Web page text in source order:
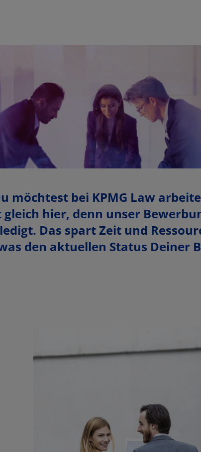
möchtest bei KPMG Law
hier, denn unser
Das spart Zeit und
den aktuellen Status Deiner